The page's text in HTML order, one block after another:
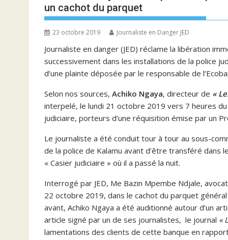
un cachot du parquet
23 octobre 2019 Journaliste en Danger JED
Journaliste en danger (JED) réclame la libération
successivement dans les installations de la police
d’une plainte déposée par le responsable de
Selon nos sources, Achiko Ngaya, directeur de «
interpelé, le lundi 21 octobre 2019 vers 7 heures
judiciaire, porteurs d’une réquisition émise par un
Le journaliste a été conduit tour à tour au sous-
de la police de Kalamu avant d’être transféré dans
« Casier judiciaire » où il a passé la nuit.
Interrogé par JED, Me Bazin Mpembe Ndjale,
22 octobre 2019, dans le cachot du parquet
avant, Achiko Ngaya a été auditionné autour d’un
article signé par un de ses journalistes, le journal «
lamentations des clients de cette banque en